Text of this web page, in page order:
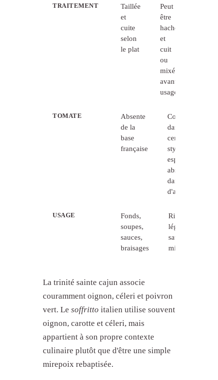
TRAITEMENT
Taillée
et
cuite
selon
le plat
Peut
être
haché
et
cuit
ou
mixé
avant
usage
TOMATE
Absente
de la
base
française
Courante
dans
certains
styles
espagnols,
absente
dans
d'autres
USAGE
Fonds,
soupes,
sauces,
braisages
Riz,
légumineuses,
sauces,
mijotés
La trinité sainte cajun associe
couramment oignon, céleri et poivron
vert. Le soffritto italien utilise souvent
oignon, carotte et céleri, mais
appartient à son propre contexte
culinaire plutôt que d'être une simple
mirepoix rebaptisée.